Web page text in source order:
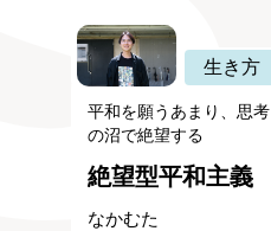
生き方
平和を願うあまり、思考
の沼で絶望する
絶望型平和主義
なかむた